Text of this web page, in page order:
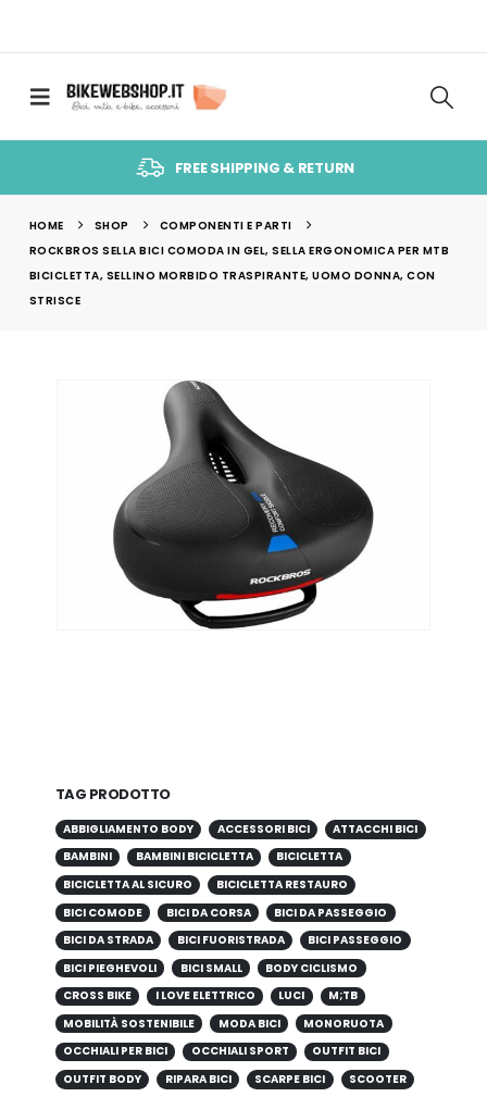
FREE SHIPPING & RETURN
HOME SHOP
COMPONENTI E PARTI
ROCKBROS SELLA BICI COMODA IN GEL, SELLA ERGONOMICA PER MTB
BICICLETTA, SELLINO MORBIDO TRASPIRANTE, UOMO DONNA, CON
STRISCE
TAG PRODOTTO
ABBIGLIAMENTO BODY ACCESSORI BICI
ATTACCHI BICI
BAMBINI
BAMBINI BICICLETTA
BICICLETTA
BICICLETTA AL SICURO
BICICLETTA RESTAURO
BICI COMODE
BICI DA CORSA
BICI DA PASSEGGIO
BICI DA STRADA
BICI FUORISTRADA
BICI PASSEGGIO
BICI PIEGHEVOLI
BICI SMALL
BODY CICLISMO
CROSS BIKE
I LOVE ELETTRICO LUCI
M;TB
MOBILITÀ SOSTENIBILE
MODA BICI
MONORUOTA
OCCHIALI PER BICI
OCCHIALI SPORT
OUTFIT BICI
OUTFIT BODY
RIPARA BICI SCARPE BICI
SCOOTER